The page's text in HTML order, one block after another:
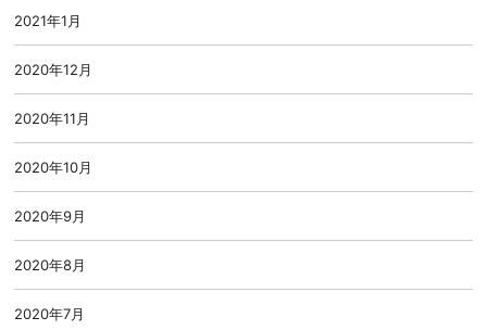
2021年1月
2020年12月
2020年11月
2020年10月
2020年9月
2020年8月
2020年7月